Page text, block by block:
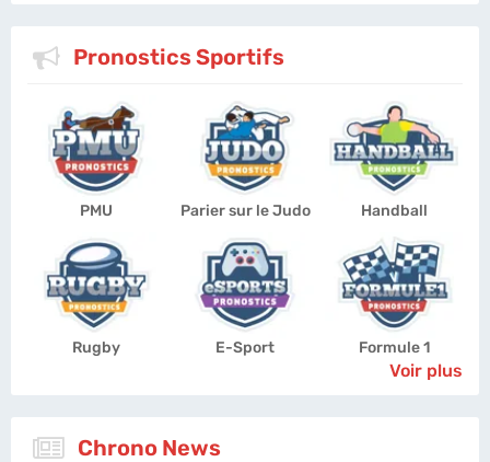
Pronostics Sportifs
PMU Parier sur le Judo Handball
Rugby E-Sport Formule 1
Voir plus
Chrono News